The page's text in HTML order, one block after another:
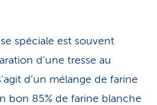
spéciale est souvent
d’une tresse au
d’un mélange de farine
bon 85% de farine blanche